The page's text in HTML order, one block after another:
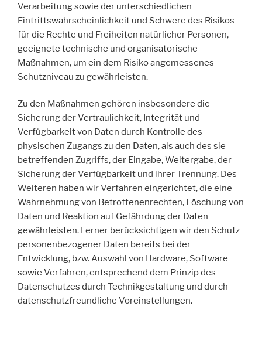
Verarbeitung sowie der unterschiedlichen
Eintrittswahrscheinlichkeit und Schwere des Risikos
für die Rechte und Freiheiten natürlicher Personen,
geeignete technische und organisatorische
Maßnahmen, um ein dem Risiko angemessenes
Schutzniveau zu gewährleisten.
Zu den Maßnahmen gehören insbesondere die
Sicherung der Vertraulichkeit, Integrität und
Verfügbarkeit von Daten durch Kontrolle des
physischen Zugangs zu den Daten, als auch des sie
betreffenden Zugriffs, der Eingabe, Weitergabe, der
Sicherung der Verfügbarkeit und ihrer Trennung. Des
Weiteren haben wir Verfahren eingerichtet, die eine
Wahrnehmung von Betroffenenrechten, Löschung von
Daten und Reaktion auf Gefährdung der Daten
gewährleisten. Ferner berücksichtigen wir den Schutz
personenbezogener Daten bereits bei der
Entwicklung, bzw. Auswahl von Hardware, Software
sowie Verfahren, entsprechend dem Prinzip des
Datenschutzes durch Technikgestaltung und durch
datenschutzfreundliche Voreinstellungen.